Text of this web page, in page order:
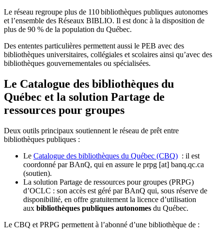
Le réseau regroupe plus de 110bibliothèques publiques autonomes
et l’ensemble des Réseaux BIBLIO. Il est donc à la disposition de
plus de 90 % de la population du Québec.
Des ententes particulières permettent aussi le PEB avec des
bibliothèques universitaires, collégiales et scolaires ainsi qu’avec des
bibliothèques gouvernementales ou spécialisées.
Le Catalogue des bibliothèques du
Québec et la solution Partage de
ressources pour groupes
Deux outils principaux soutiennent le réseau de prêt entre
bibliothèques publiques :
Le Catalogue des bibliothèques du Québec (CBQ) : il est
coordonné par BAnQ, qui en assure le prpg [at] banq.qc.ca
(soutien).
La solution Partage de ressources pour groupes (PRPG)
d’OCLC : son accès est géré par BAnQ qui, sous réserve de
disponibilité, en offre gratuitement la licence d’utilisation
aux bibliothèques publiques autonomes du Québec.
Le CBQ et PRPG permettent à l’abonné d’une bibliothèque de :